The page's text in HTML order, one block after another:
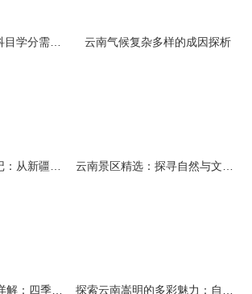
云南气候复杂多样的成因探析